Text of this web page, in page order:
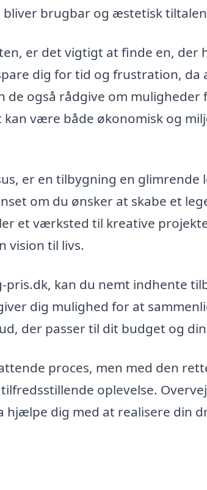
brugbar og æstetisk
er det vigtigt at finde en, der
dig for tid og frustration, da
de også rådgive om
være både økonomisk og
er en tilbygning en glimrende
om du ønsker at skabe et
et værksted til kreative
vision til livs.
pris.dk, kan du nemt indhente
dig mulighed for at
der passer til dit budget og
proces, men med den
oplevelse.
hjælpe dig med at realisere din